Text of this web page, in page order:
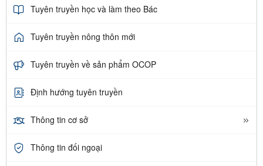
Tuyên truyền học và làm theo Bác
Tuyên truyền nông thôn mới
Tuyên truyền về sản phẩm OCOP
Định hướng tuyên truyền
Thông tin cơ sở
Thông tin đối ngoại